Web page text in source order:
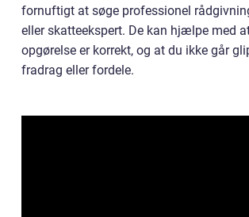
fornuftigt at søge professionel
eller skatteekspert. De kan hjælpe med
opgørelse er korrekt, og at du ikke går
fradrag eller fordele.